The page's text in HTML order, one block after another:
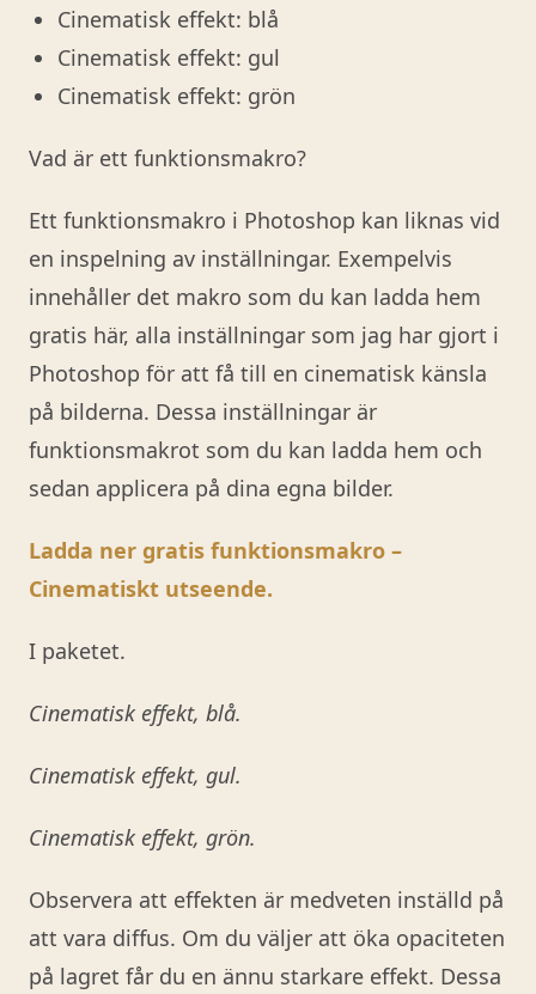
Cinematisk effekt: blå
Cinematisk effekt: gul
Cinematisk effekt: grön
Vad är ett funktionsmakro?
Ett funktionsmakro i Photoshop kan liknas vid
en inspelning av inställningar. Exempelvis
innehåller det makro som du kan ladda hem
gratis här, alla inställningar som jag har gjort i
Photoshop för att få till en cinematisk känsla
på bilderna. Dessa inställningar är
funktionsmakrot som du kan ladda hem och
sedan applicera på dina egna bilder.
Ladda ner gratis funktionsmakro –
Cinematiskt utseende.
I paketet.
Cinematisk effekt, blå.
Cinematisk effekt, gul.
Cinematisk effekt, grön.
Observera att effekten är medveten inställd på
att vara diffus. Om du väljer att öka opaciteten
på lagret får du en ännu starkare effekt. Dessa